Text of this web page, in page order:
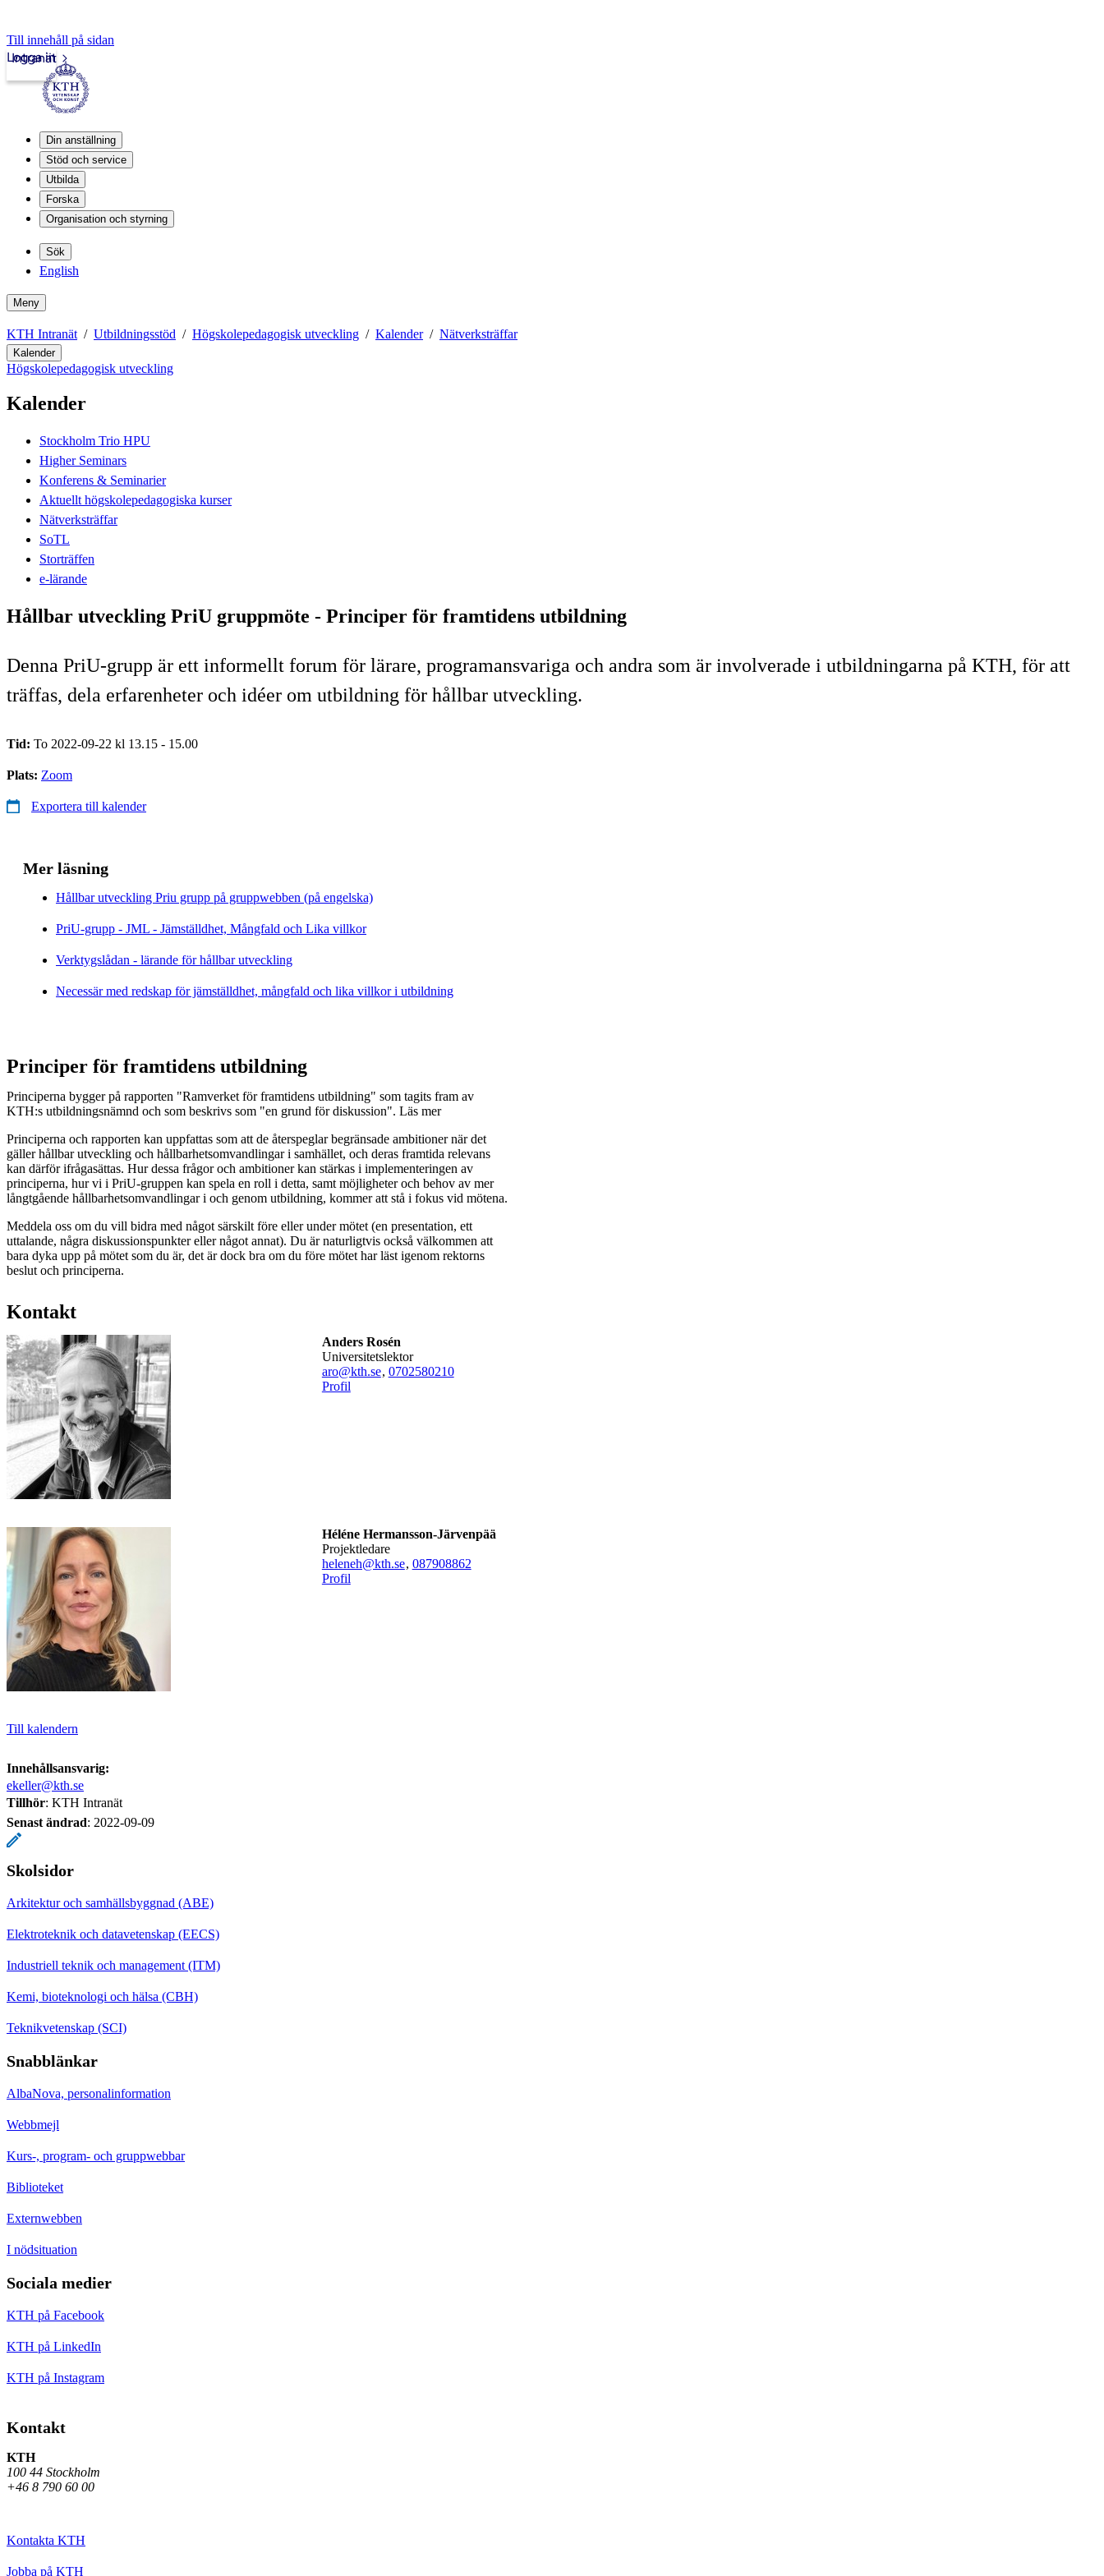
Till innehåll på sidan
Intranät
Logga in
Din anställning
Stöd och service
Utbilda
Forska
Organisation och styrning
Sök
English
Meny
KTH Intranät Utbildningsstöd Högskolepedagogisk utveckling Kalender Nätverksträffar
Kalender
Högskolepedagogisk utveckling
Kalender
Stockholm Trio HPU
Higher Seminars
Konferens & Seminarier
Aktuellt högskolepedagogiska kurser
Nätverksträffar
SoTL
Storträffen
e-lärande
Hållbar utveckling PriU gruppmöte - Principer för framtidens utbildning
Denna PriU-grupp är ett informellt forum för lärare, programansvariga och andra som är involverade i utbildningarna på KTH, för att
träffas, dela erfarenheter och idéer om utbildning för hållbar utveckling.
Tid: To 2022-09-22 kl 13.15 - 15.00
Plats: Zoom
Exportera till kalender
Mer läsning
Hållbar utveckling Priu grupp på gruppwebben (på engelska)
PriU-grupp - JML - Jämställdhet, Mångfald och Lika villkor
Verktygslådan - lärande för hållbar utveckling
Necessär med redskap för jämställdhet, mångfald och lika villkor i utbildning
Principer för framtidens utbildning
Principerna bygger på rapporten "Ramverket för framtidens utbildning" som tagits fram av
KTH:s utbildningsnämnd och som beskrivs som "en grund för diskussion". Läs mer
Principerna och rapporten kan uppfattas som att de återspeglar begränsade ambitioner när det
gäller hållbar utveckling och hållbarhetsomvandlingar i samhället, och deras framtida relevans
kan därför ifrågasättas. Hur dessa frågor och ambitioner kan stärkas i implementeringen av
principerna, hur vi i PriU-gruppen kan spela en roll i detta, samt möjligheter och behov av mer
långtgående hållbarhetsomvandlingar i och genom utbildning, kommer att stå i fokus vid mötena.
Meddela oss om du vill bidra med något särskilt före eller under mötet (en presentation, ett
uttalande, några diskussionspunkter eller något annat). Du är naturligtvis också välkommen att
bara dyka upp på mötet som du är, det är dock bra om du före mötet har läst igenom rektorns
beslut och principerna.
Kontakt
Anders Rosén
universitetslektor
aro@kth.se, 0702580210
Profil
Héléne Hermansson-Järvenpää
projektledare
heleneh@kth.se, 087908862
Profil
Till kalendern
Innehållsansvarig:
ekeller@kth.se
Tillhör: KTH Intranät
Senast ändrad: 2022-09-09
Skolsidor
Arkitektur och samhällsbyggnad (ABE)
Elektroteknik och datavetenskap (EECS)
Industriell teknik och management (ITM)
Kemi, bioteknologi och hälsa (CBH)
Teknikvetenskap (SCI)
Snabblänkar
AlbaNova, personalinformation
Webbmejl
Kurs-, program- och gruppwebbar
Biblioteket
Externwebben
I nödsituation
Sociala medier
KTH på Facebook
KTH på LinkedIn
KTH på Instagram
Kontakt
KTH
100 44 Stockholm
+46 8 790 60 00
Kontakta KTH
Jobba på KTH